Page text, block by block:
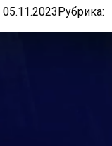
05.11.2023Рубрика: